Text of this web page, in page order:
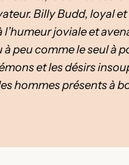
Billy Budd, loyal
joviale et
à peu comme le seul à
et les désirs
hommes présents à